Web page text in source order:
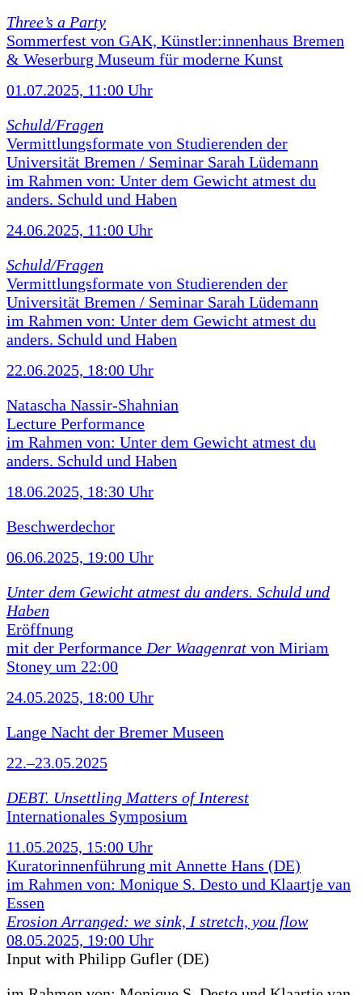
Three’s a Party
Sommerfest von GAK, Künstler:innenhaus Bremen
& Weserburg Museum für moderne Kunst
01.07.2025, 11:00 Uhr
Schuld/Fragen
Vermittlungsformate von Studierenden der
Universität Bremen / Seminar Sarah Lüdemann
im Rahmen von: Unter dem Gewicht atmest du
anders. Schuld und Haben
24.06.2025, 11:00 Uhr
Schuld/Fragen
Vermittlungsformate von Studierenden der
Universität Bremen / Seminar Sarah Lüdemann
im Rahmen von: Unter dem Gewicht atmest du
anders. Schuld und Haben
22.06.2025, 18:00 Uhr
Natascha Nassir-Shahnian
Lecture Performance
im Rahmen von: Unter dem Gewicht atmest du
anders. Schuld und Haben
18.06.2025, 18:30 Uhr
Beschwerdechor
06.06.2025, 19:00 Uhr
Unter dem Gewicht atmest du anders. Schuld und
Haben
Eröffnung
mit der Performance Der Waagenrat von Miriam
Stoney um 22:00
24.05.2025, 18:00 Uhr
Lange Nacht der Bremer Museen
22.–23.05.2025
DEBT. Unsettling Matters of Interest
Internationales Symposium
11.05.2025, 15:00 Uhr
Kuratorinnenführung mit Annette Hans (DE)
im Rahmen von: Monique S. Desto und Klaartje van
Essen
Erosion Arranged: we sink, I stretch, you flow
08.05.2025, 19:00 Uhr
Input with Philipp Gufler (DE)